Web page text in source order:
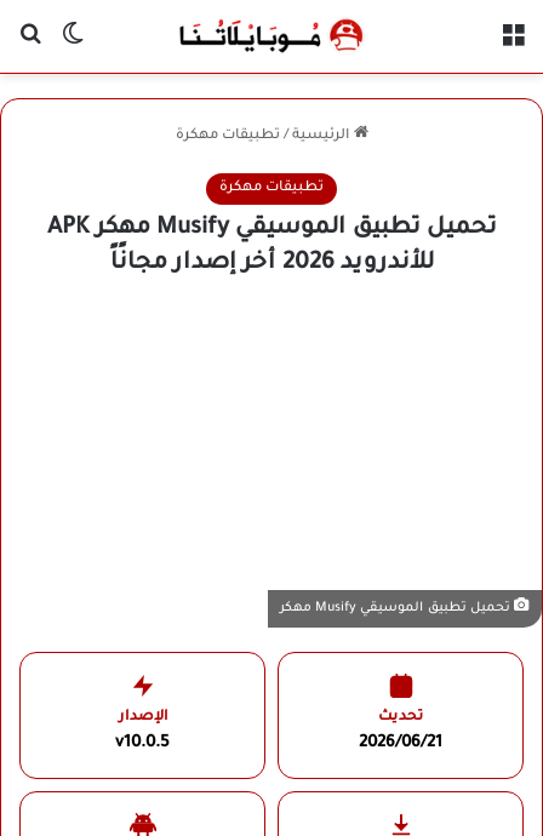
الوضع
الرئيسية / تطبيقات مهكرة
تطبيقات مهكرة
تحميل تطبيق الموسيقي Musify مهكر APK
للأندرويد 2026 أخر إصدار مجانًاً
تحميل تطبيق الموسيقي Musify مهكر
تحديث
2026/06/21
الإصدار
v10.0.5